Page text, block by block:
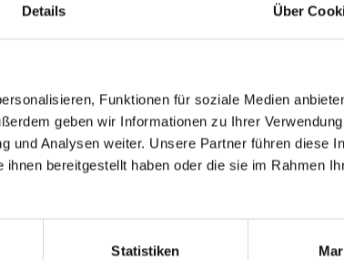
Details Über
Funktionen für soziale Medien
geben wir Informationen zu Ihrer
und Analysen weiter. Unsere Partner führen diese
bereitgestellt haben oder die sie im Rahmen
Statistiken
Der LAIQON - WHC Global Discovery
Zinsprodukte und geldmarktnahe
Markus Wedel sucht weltweit nach
Vermögenswerten, frei von
Regionen, Sektoren oder
Informationen nur Privatanleger
genommen.
versichere ich, dass ich die
mich mit diesen Bedingungen